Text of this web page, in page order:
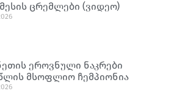
ცრემლები (ვიდეო)
ეროვნული ნაკრები
მსოფლიო ჩემპიონია